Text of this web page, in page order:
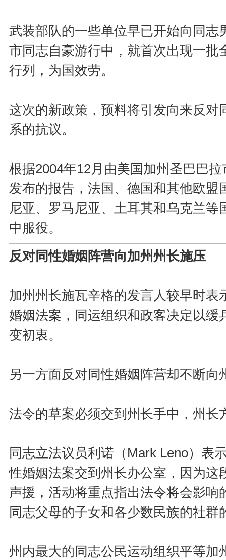
武装部队的一些单位早已开始向同
市同志自豪游行中，就首次出现一
行列，为国效劳。
这次的新政策，预料将引发向来反
系的抗议。
根据2004年12月由美国加州圣巴巴
发布的报告，法国、德国和其他欧
尼亚、罗马尼亚、土耳其和乌克兰
中服役。
反对同性婚姻阵营向加州州长施压
加州州长施瓦辛格的发言人较早时表
婚姻法案，同运组织和政客决定以缓
变初衷。
另一方面反对同性婚姻阵营却不断向
法令的草案必须交到州长手中，州长
同志立法议员利诺（Mark Leno）表
性婚姻法案交到州长办公室，因为
声援，活动将重点指出法令将会影
同志父母的子女和各少数民族的社群
州内最大的同志公民运动组织平等